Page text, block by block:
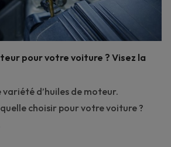
pour votre voiture ? Visez la
d’huiles de moteur.
choisir pour votre voiture ?